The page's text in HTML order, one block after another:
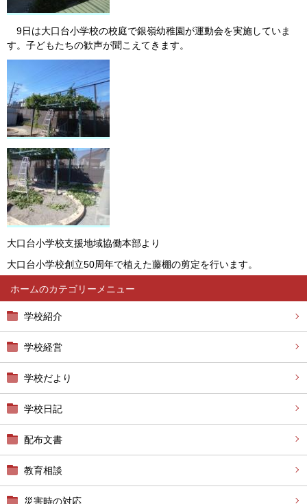
ホーム
学校紹介
学校経営
学校だより
学校日記
配布文書
教育相談
災害時の対応
9日は大口台小学校の校庭で銀嶺幼稚園が運動会を実施していま
す。子どもたちの歓声が聞こえてきます。
大口台小学校支援地域協働本部より
大口台小学校創立50周年で植えた藤棚の剪定を行います。